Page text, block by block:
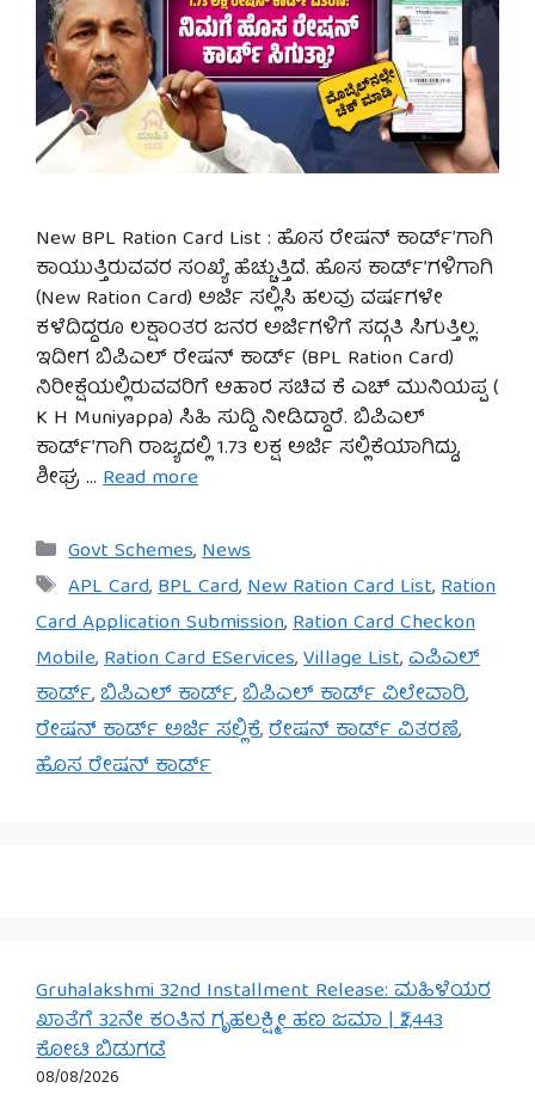
New BPL Ration Card List : ಹೊಸ ರೇಷನ್ ಕಾರ್ಡ್’ಗಾಗಿ
ಕಾಯುತ್ತಿರುವವರ ಸಂಖ್ಯೆ ಹೆಚ್ಚುತ್ತಿದೆ. ಹೊಸ ಕಾರ್ಡ್’ಗಳಿಗಾಗಿ
(New Ration Card) ಅರ್ಜಿ ಸಲ್ಲಿಸಿ ಹಲವು ವರ್ಷಗಳೇ
ಕಳೆದಿದ್ದರೂ ಲಕ್ಷಾಂತರ ಜನರ ಅರ್ಜಿಗಳಿಗೆ ಸದ್ಗತಿ ಸಿಗುತ್ತಿಲ್ಲ.
ಇದೀಗ ಬಿಪಿಎಲ್ ರೇಷನ್ ಕಾರ್ಡ್ (BPL Ration Card)
ನಿರೀಕ್ಷೆಯಲ್ಲಿರುವವರಿಗೆ ಆಹಾರ ಸಚಿವ ಕೆ ಎಚ್ ಮುನಿಯಪ್ಪ (
K H Muniyappa) ಸಿಹಿ ಸುದ್ದಿ ನೀಡಿದ್ದಾರೆ. ಬಿಪಿಎಲ್
ಕಾರ್ಡ್’ಗಾಗಿ ರಾಜ್ಯದಲ್ಲಿ 1.73 ಲಕ್ಷ ಅರ್ಜಿ ಸಲ್ಲಿಕೆಯಾಗಿದ್ದು,
ಶೀಘ್ರ … Read more
Categories
Govt Schemes,News
Tags
APL Card,BPL Card,New Ration Card List,Ration
Card Application Submission,Ration Card Checkon
Mobile,Ration Card EServices,Village List,ಎಪಿಎಲ್
ಕಾರ್ಡ್,ಬಿಪಿಎಲ್ ಕಾರ್ಡ್,ಬಿಪಿಎಲ್ ಕಾರ್ಡ್ ವಿಲೇವಾರಿ,
ರೇಷನ್ ಕಾರ್ಡ್ ಅರ್ಜಿ ಸಲ್ಲಿಕೆ,ರೇಷನ್ ಕಾರ್ಡ್ ವಿತರಣೆ,
ಹೊಸ ರೇಷನ್ ಕಾರ್ಡ್
Gruhalakshmi 32nd Installment Release: ಮಹಿಳೆಯರ
ಖಾತೆಗೆ 32ನೇ ಕಂತಿನ ಗೃಹಲಕ್ಷ್ಮೀ ಹಣ ಜಮಾ | ₹2,443
ಕೋಟಿ ಬಿಡುಗಡೆ
08/08/2026